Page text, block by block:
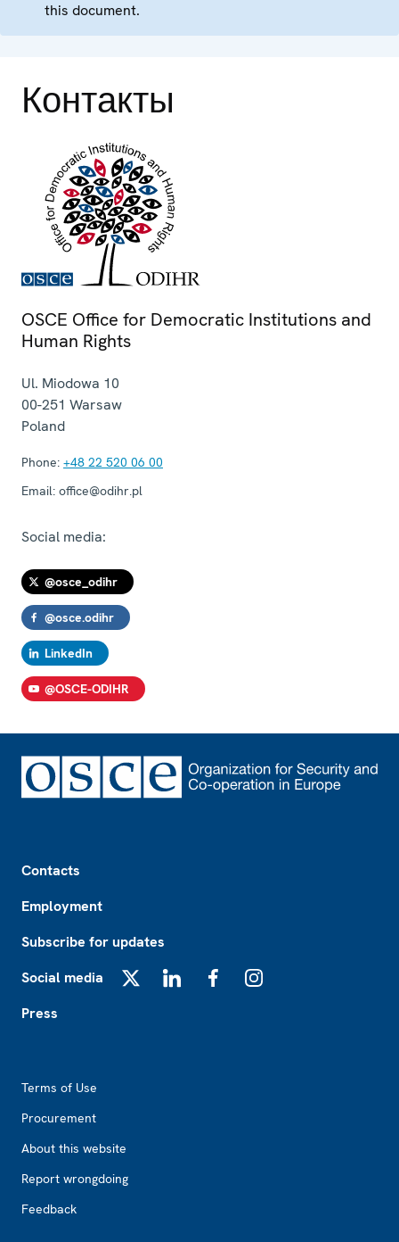
this document.
Контакты
OSCE Office for Democratic Institutions and
Human Rights
Ul. Miodowa 10
00-251 Warsaw
Poland
Phone: +48 22 520 06 00
Email: office@odihr.pl
Social media:
@osce_odihr
@osce.odihr
LinkedIn
@OSCE-ODIHR
Contacts
Employment
Subscribe for updates
Social media
Press
Terms of Use
Procurement
About this website
Report wrongdoing
Feedback